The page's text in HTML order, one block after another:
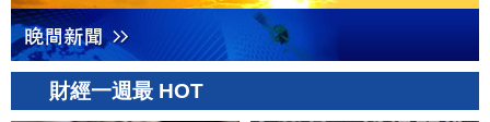
財經一週最 HOT